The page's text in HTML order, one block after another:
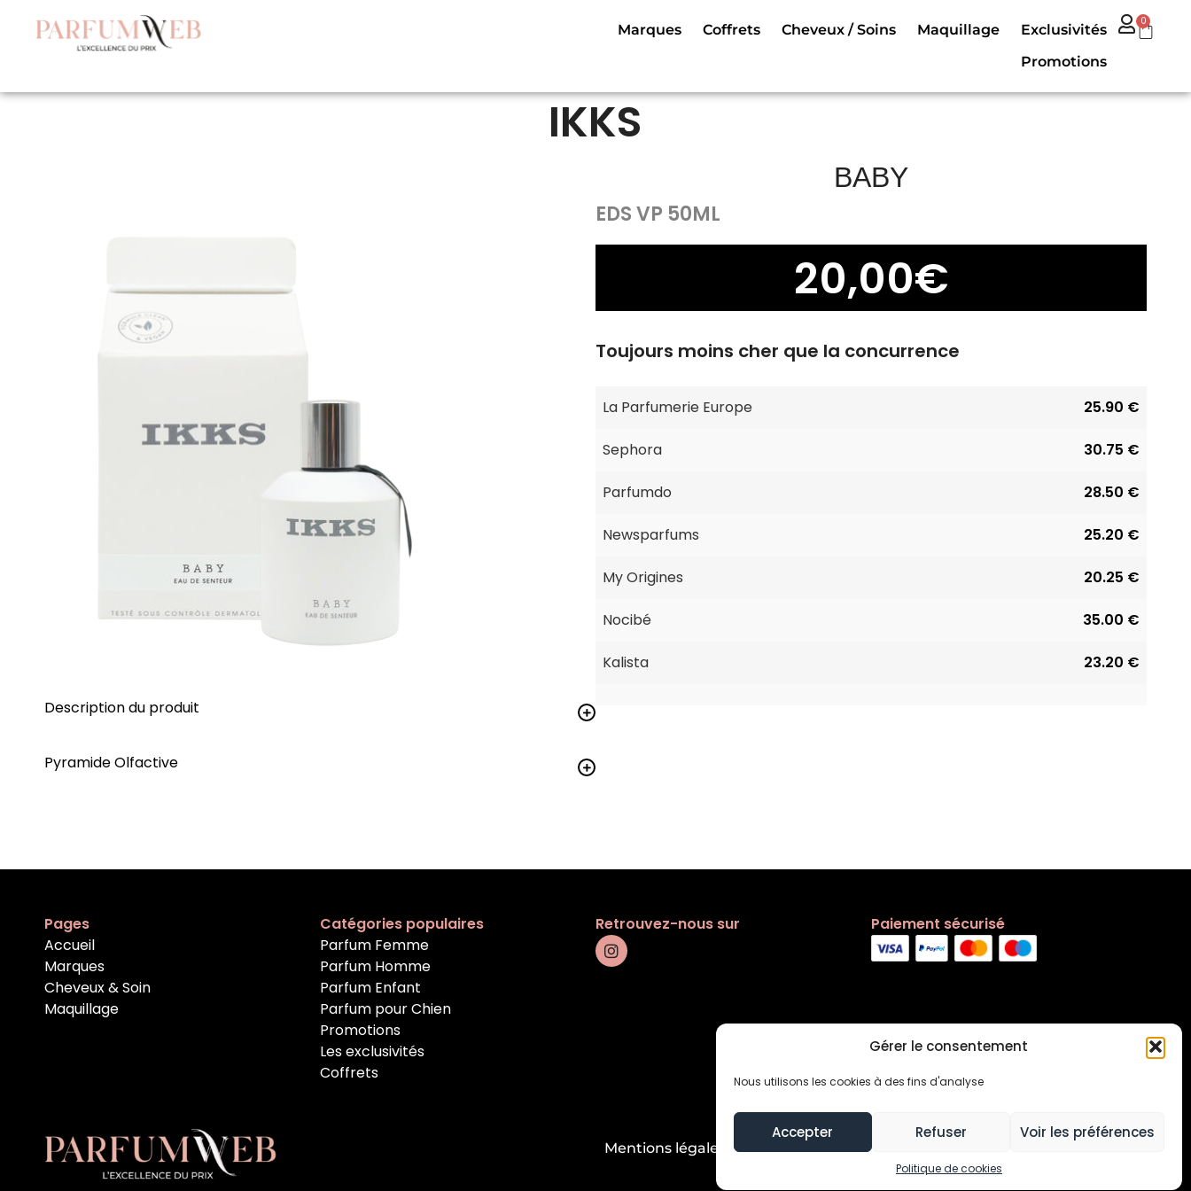
Gérer le consentement
Nous utilisons les cookies à des fins d'analyse
Accepter Refuser Voir les préférences
Politique de cookies
Marques Coffrets Cheveux / Soins Maquillage
Exclusivités
Promotions
0
IKKS
Description du produit
Pyramide Olfactive
BABY
EDS VP 50ML
20,00€
Toujours moins cher que la concurrence
La Parfumerie Europe 25.90 €
Sephora 30.75 €
Parfumdo 28.50 €
Newsparfums 25.20 €
My Origines 20.25 €
Nocibé 35.00 €
Kalista 23.20 €
Pages
Accueil
Marques
Cheveux & Soin
Maquillage
Catégories populaires
Parfum Femme
Parfum Homme
Parfum Enfant
Parfum pour Chien
Promotions
Les exclusivités
Coffrets
Retrouvez-nous sur Paiement sécurisé
Mentions légales Conditions générales